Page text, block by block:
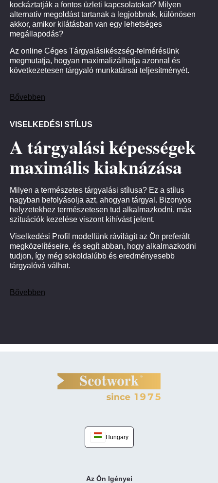
kockáztatják a fontos üzleti kapcsolatokat? Milyen
alternatív megoldást tartanak a legjobbnak, különösen
akkor, amikor kilátásban van egy lehetséges
megállapodás?
Az online Céges Tárgyalásikészség-felmérésünk
megmutatja, hogyan maximalizálhatja azonnal és
következetesen tárgyaló munkatársai teljesítményét.
Bővebben
VISELKEDÉSI STÍLUS
A tárgyalási képességek
maximális kiaknázása
Milyen a természetes tárgyalási stílusa? Ez a stílus
nagyban befolyásolja azt, ahogyan tárgyal. Bizonyos
helyzetekhez természetesen tud alkalmazkodni, más
szituációk kezelése viszont kihívást jelent.
Viselkedési Profil modellünk rávilágít az Ön preferált
megközelítéseire, és segít abban, hogy alkalmazkodni
tudjon, így még sokoldalúbb és eredményesebb
tárgyalóvá válhat.
Bővebben
Hungary
Az Ön Igényei